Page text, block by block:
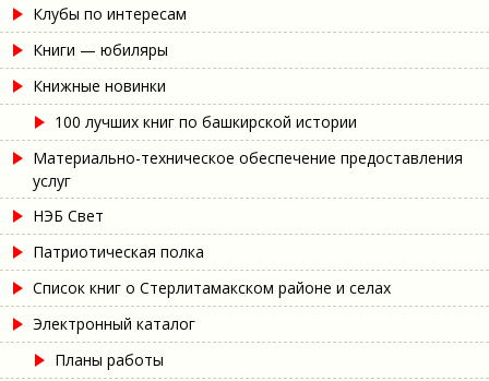
Клубы по интересам
Книги — юбиляры
Книжные новинки
100 лучших книг по башкирской истории
Материально-техническое обеспечение предоставления
услуг
НЭБ Свет
Патриотическая полка
Список книг о Стерлитамакском районе и селах
Электронный каталог
Планы работы